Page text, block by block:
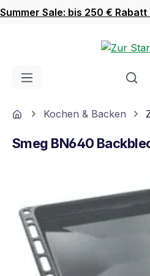
Zum Hauptinhalt springen
Summer Sale: bis 250 €
HomeKochen & Backen
Smeg BN640